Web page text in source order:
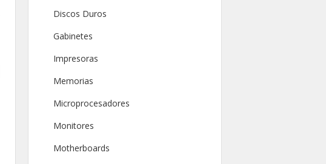
Discos Duros
Gabinetes
Impresoras
Memorias
Microprocesadores
Monitores
Motherboards